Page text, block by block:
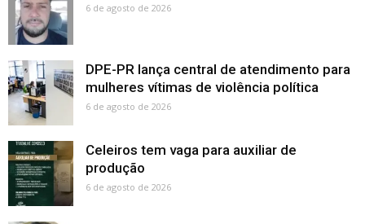
6 de agosto de 2026
DPE-PR lança central de atendimento para
mulheres vítimas de violência política
6 de agosto de 2026
Celeiros tem vaga para auxiliar de
produção
6 de agosto de 2026